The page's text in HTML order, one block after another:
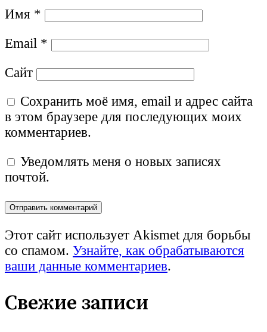
Имя *
Email *
Сайт
Сохранить моё имя, email и адрес сайта
в этом браузере для последующих моих
комментариев.
Уведомлять меня о новых записях
почтой.
Этот сайт использует Akismet для борьбы
со спамом. Узнайте, как обрабатываются
ваши данные комментариев.
Свежие записи